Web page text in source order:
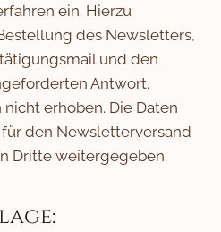
ein. Hierzu
des Newsletters,
und den
Antwort.
erhoben. Die Daten
den Newsletterversand
Dritte weitergegeben.